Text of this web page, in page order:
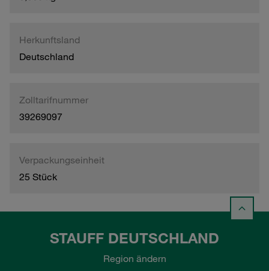
Herkunftsland
Deutschland
Zolltarifnummer
39269097
Verpackungseinheit
25 Stück
STAUFF DEUTSCHLAND
Region ändern